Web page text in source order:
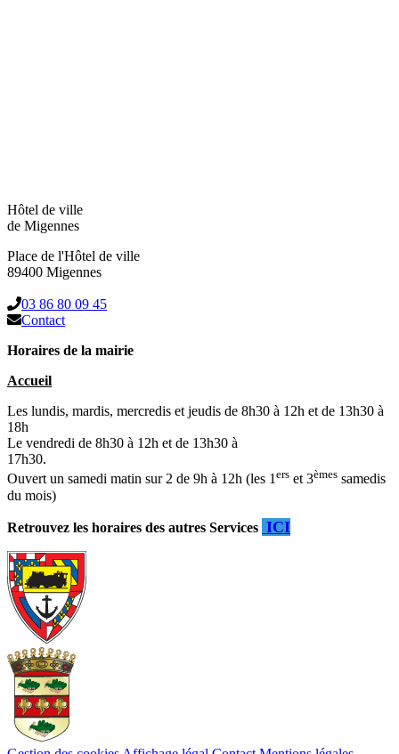
Hôtel de ville
de Migennes
Place de l'Hôtel de ville
89400 Migennes
03 86 80 09 45
Contact
Horaires de la mairie
Accueil
Les lundis, mardis, mercredis et jeudis de 8h30 à 12h et de 13h30 à
18h
Le vendredi de 8h30 à 12h et de 13h30 à
17h30.
Ouvert un samedi matin sur 2 de 9h à 12h (les 1ers et 3èmes samedis
du mois)
Retrouvez les horaires des autres Services ICI